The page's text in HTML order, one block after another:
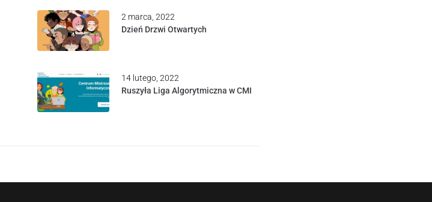
2 marca, 2022
Dzień Drzwi Otwartych
14 lutego, 2022
Ruszyła Liga Algorytmiczna w CMI